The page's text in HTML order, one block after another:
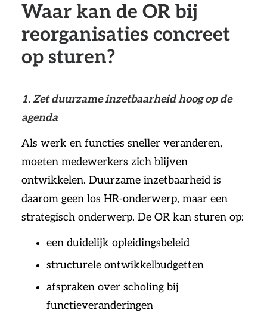
Waar kan de OR bij
reorganisaties concreet
op sturen?
1. Zet duurzame inzetbaarheid hoog op de
agenda
Als werk en functies sneller veranderen,
moeten medewerkers zich blijven
ontwikkelen. Duurzame inzetbaarheid is
daarom geen los HR-onderwerp, maar een
strategisch onderwerp. De OR kan sturen op:
een duidelijk opleidingsbeleid
structurele ontwikkelbudgetten
afspraken over scholing bij
functieveranderingen